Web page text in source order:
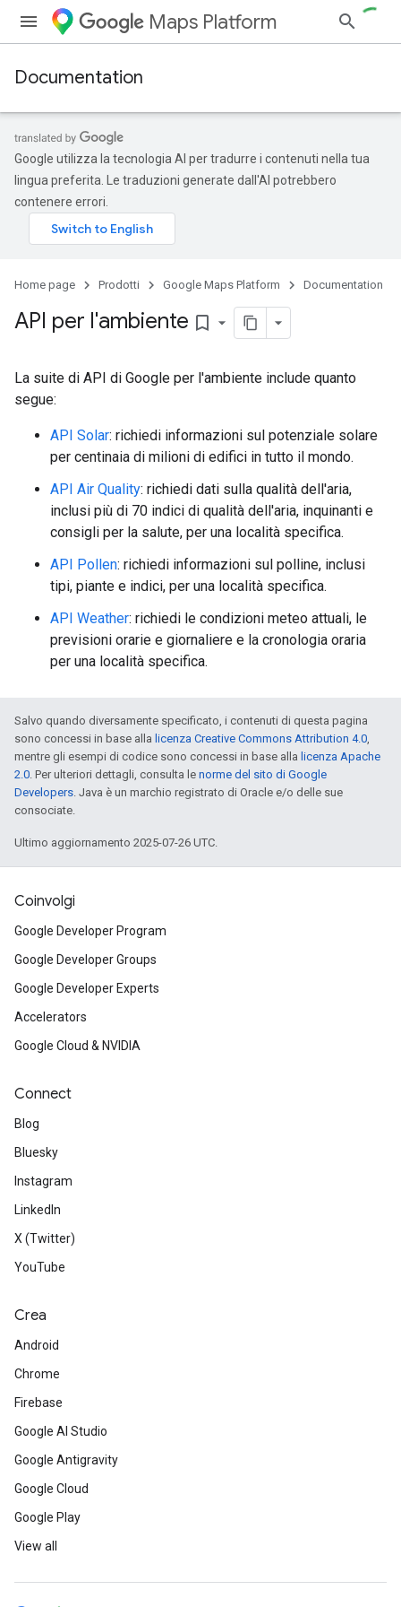
Maps Platform
Documentation
Google utilizza la tecnologia AI per tradurre i contenuti nella tua
lingua preferita. Le traduzioni generate dall'AI potrebbero
contenere errori.
Home page Prodotti Google Maps Platform Documentation
API per l'ambiente bookmark_border
La suite di API di Google per l'ambiente include quanto
segue:
API Solar: richiedi informazioni sul potenziale solare
per centinaia di milioni di edifici in tutto il mondo.
API Air Quality: richiedi dati sulla qualità dell'aria,
inclusi più di 70 indici di qualità dell'aria, inquinanti e
consigli per la salute, per una località specifica.
API Pollen: richiedi informazioni sul polline, inclusi
tipi, piante e indici, per una località specifica.
API Weather: richiedi le condizioni meteo attuali, le
previsioni orarie e giornaliere e la cronologia oraria
per una località specifica.
Salvo quando diversamente specificato, i contenuti di questa pagina
sono concessi in base alla licenza Creative Commons Attribution 4.0,
mentre gli esempi di codice sono concessi in base alla licenza Apache
2.0. Per ulteriori dettagli, consulta le norme del sito di Google
Developers. Java è un marchio registrato di Oracle e/o delle sue
consociate.
Ultimo aggiornamento 2025-07-26 UTC.
Coinvolgi
Google Developer Program
Google Developer Groups
Google Developer Experts
Accelerators
Google Cloud & NVIDIA
Connect
Blog
Bluesky
Instagram
LinkedIn
X (Twitter)
YouTube
Crea
Android
Chrome
Firebase
Google AI Studio
Google Antigravity
Google Cloud
Google Play
View all